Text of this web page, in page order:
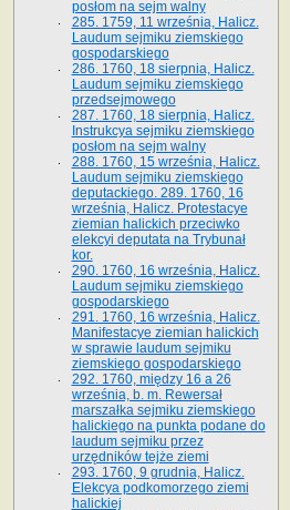
posłom na sejm walny
285. 1759, 11 września, Halicz.
Laudum sejmiku ziemskiego
gospodarskiego
286. 1760, 18 sierpnia, Halicz.
Laudum sejmiku ziemskiego
przedsejmowego
287. 1760, 18 sierpnia, Halicz.
Instrukcya sejmiku ziemskiego
posłom na sejm walny
288. 1760, 15 września, Halicz.
Laudum sejmiku ziemskiego
deputackiego. 289. 1760, 16
września, Halicz. Protestacye
ziemian halickich przeciwko
elekcyi deputata na Trybunał
kor.
290. 1760, 16 września, Halicz.
Laudum sejmiku ziemskiego
gospodarskiego
291. 1760, 16 września, Halicz.
Manifestacye ziemian halickich
w sprawie laudum sejmiku
ziemskiego gospodarskiego
292. 1760, między 16 a 26
września, b. m. Rewersał
marszałka sejmiku ziemskiego
halickiego na punkta podane do
laudum sejmiku przez
urzędników tejże ziemi
293. 1760, 9 grudnia, Halicz.
Elekcya podkomorzego ziemi
halickiej